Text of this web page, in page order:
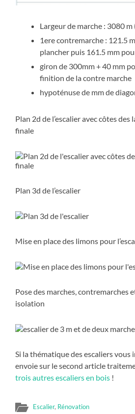
Largeur de marche : 3080
1ere contremarche : 121.5
plancher puis 161.5 mm
giron de 300mm + 40 mm
finition de la contre marche
hypoténuse de mm de
Plan 2d de l’escalier avec côtes
finale
Plan 3d de l’escalier
Mise en place des limons pour
Pose des marches, contremarches
isolation
Si la thématique des escaliers vous
envoie sur le second article
trois autres escaliers en bois !
Escalier, Rénovation